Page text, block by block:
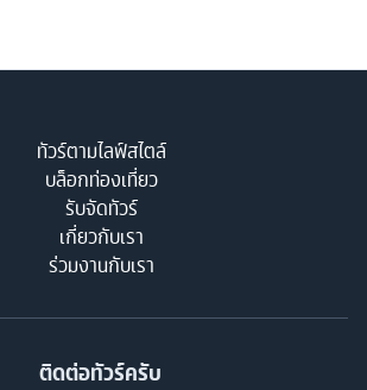
ทัวร์ตามไลฟ์สไตล์
บล็อกท่องเที่ยว
รับจัดทัวร์
เกี่ยวกับเรา
ร่วมงานกับเรา
ติดต่อทัวร์ครับ